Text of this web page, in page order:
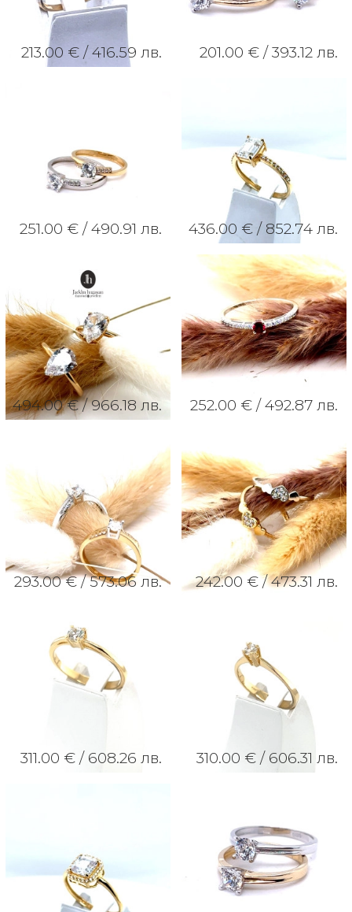
213.00 € / 416.59 лв. 201.00 € / 393.12 лв.
251.00 € / 490.91 лв. 436.00 € / 852.74 лв.
494.00 € / 966.18 лв. 252.00 € / 492.87 лв.
293.00 € / 573.06 лв. 242.00 € / 473.31 лв.
311.00 € / 608.26 лв. 310.00 € / 606.31 лв.